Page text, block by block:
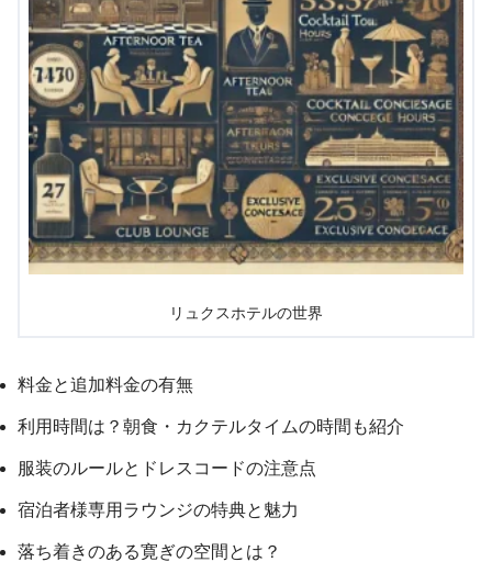
リュクスホテルの世界
料金と追加料金の有無
利用時間は？朝食・カクテルタイムの時間も紹介
服装のルールとドレスコードの注意点
宿泊者様専用ラウンジの特典と魅力
落ち着きのある寛ぎの空間とは？